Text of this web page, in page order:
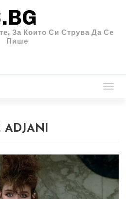
За Които Си Струва Да Се
Пише
ADJANI